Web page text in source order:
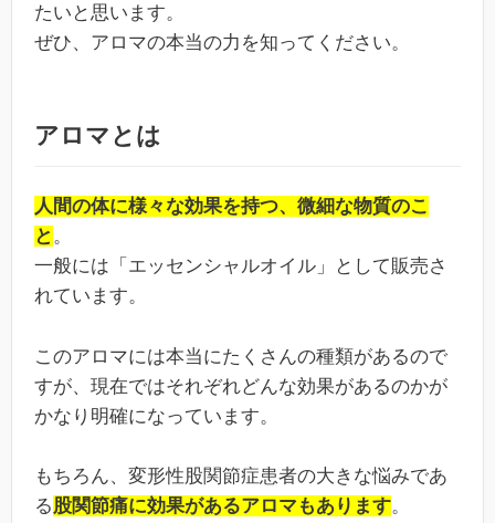
たいと思います。
ぜひ、アロマの本当の力を知ってください。
アロマとは
人間の体に様々な効果を持つ、微細な物質のこ
と 。
一般には「エッセンシャルオイル」として販売さ
れています。
このアロマには本当にたくさんの種類があるので
すが、現在ではそれぞれどんな効果があるのかが
かなり明確になっています。
もちろん、変形性股関節症患者の大きな悩みであ
る股関節痛に効果があるアロマもあります。